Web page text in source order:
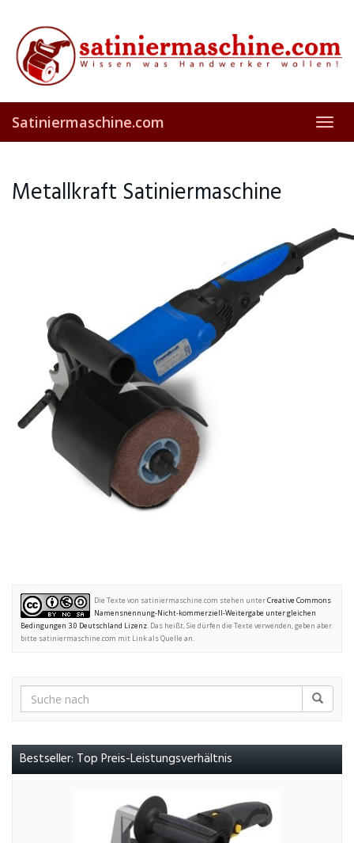
main
content
Satiniermaschine.com
Metallkraft Satiniermaschine
Die Texte von satiniermaschine.com stehen unterCreative Commons
Namensnennung-Nicht-kommerziell-Weitergabe unter gleichen
Bedingungen 3.0 Deutschland Lizenz. Das heißt, Sie dürfen die Texte verwenden, geben aber
bitte satiniermaschine.com mit Link als Quelle an.
Bestseller: Top Preis-Leistungsverhältnis